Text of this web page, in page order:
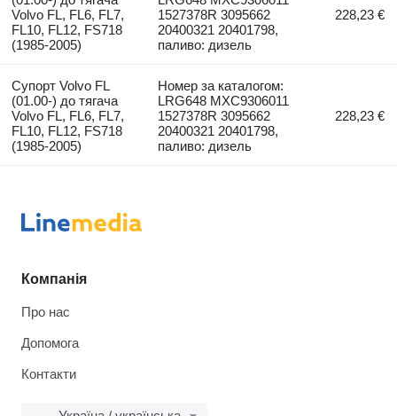
Volvo FL, FL6, FL7,
FL10, FL12, FS718
(1985-2005)
1527378R 3095662
20400321 20401798,
паливо: дизель
228,23 €
Супорт Volvo FL
(01.00-) до тягача
Volvo FL, FL6, FL7,
FL10, FL12, FS718
(1985-2005)
Номер за каталогом:
LRG648 MXC9306011
1527378R 3095662
20400321 20401798,
паливо: дизель
228,23 €
Компанія
Про нас
Допомога
Контакти